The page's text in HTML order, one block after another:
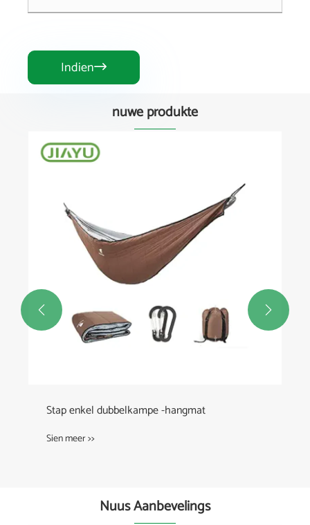
Indien
nuwe produkte
Stap enkel dubbelkampe -hangmat
Sien meer >>
 
Nuus Aanbevelings